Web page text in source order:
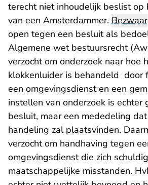
terecht niet inhoudelijk beslist op
van een Amsterdammer. Bezwaar
open tegen een besluit als
Algemene wet bestuursrecht
verzocht om onderzoek naar hoe
klokkenluider is behandeld door
een omgevingsdienst en een
instellen van onderzoek is echter
besluit, maar een mededeling
handeling zal plaatsvinden.
verzocht om handhaving tegen
omgevingsdienst die zich
maatschappelijke misstanden.